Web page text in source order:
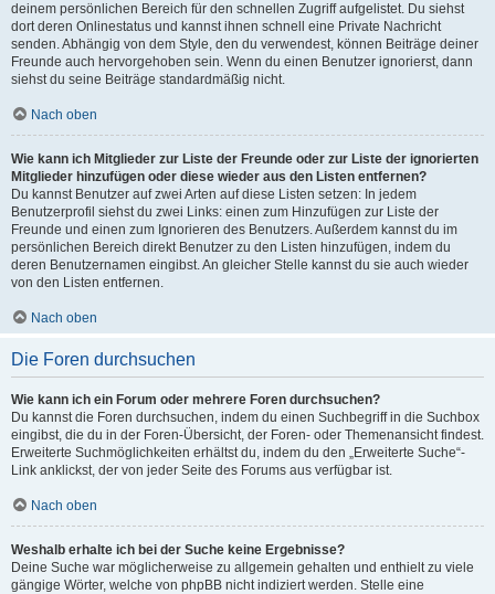
deinem persönlichen Bereich für den schnellen Zugriff aufgelistet. Du siehst
dort deren Onlinestatus und kannst ihnen schnell eine Private Nachricht
senden. Abhängig von dem Style, den du verwendest, können Beiträge deiner
Freunde auch hervorgehoben sein. Wenn du einen Benutzer ignorierst, dann
siehst du seine Beiträge standardmäßig nicht.
Nach oben
Wie kann ich Mitglieder zur Liste der Freunde oder zur Liste der ignorierten
Mitglieder hinzufügen oder diese wieder aus den Listen entfernen?
Du kannst Benutzer auf zwei Arten auf diese Listen setzen: In jedem
Benutzerprofil siehst du zwei Links: einen zum Hinzufügen zur Liste der
Freunde und einen zum Ignorieren des Benutzers. Außerdem kannst du im
persönlichen Bereich direkt Benutzer zu den Listen hinzufügen, indem du
deren Benutzernamen eingibst. An gleicher Stelle kannst du sie auch wieder
von den Listen entfernen.
Nach oben
Die Foren durchsuchen
Wie kann ich ein Forum oder mehrere Foren durchsuchen?
Du kannst die Foren durchsuchen, indem du einen Suchbegriff in die Suchbox
eingibst, die du in der Foren-Übersicht, der Foren- oder Themenansicht findest.
Erweiterte Suchmöglichkeiten erhältst du, indem du den „Erweiterte Suche“-
Link anklickst, der von jeder Seite des Forums aus verfügbar ist.
Nach oben
Weshalb erhalte ich bei der Suche keine Ergebnisse?
Deine Suche war möglicherweise zu allgemein gehalten und enthielt zu viele
gängige Wörter, welche von phpBB nicht indiziert werden. Stelle eine